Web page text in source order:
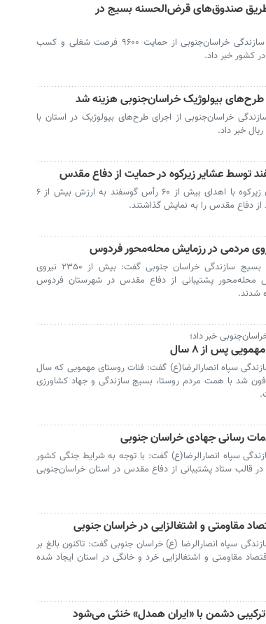
شغل از طریق صندوق‌های قرض‌الحسنه بسیج در
بیرجند - مسئول بسیج سازندگی خراسان‌جنوبی از حمایت ۹۶۰۰ فرصت شغلی و کسب
کشور خبر داد.
خراسان‌جنوبی از اجرای طرح‌های بیولوژیک در استان با
بیرجند- عشایر شهرستان زیرکوه با اهدای بیش از ۶۰ رأس گوسفند به ارزش بیش از ۶
از دفاع مقدس را به نمایش گذاشتند.
فردوس-مسئول سازمان بسیج سازندگی خراسان جنوبی گفت: بیش از ۲۳۵۰ نیروی
محله‌محور پشتیبانی از دفاع مقدس در شهرستان فردوس
شدند.
خبر داد؛
پس از ۸ سال
سپاه انصارالرضا(ع) گفت: قنات روستای مهمویی که سال
مدفون شد با همت مردم روستا، بسیج سازندگی و جهاد کشاورزی
سپاه انصارالرضا(ع) گفت: با توجه به شرایط جنگی کشور
در قالب ستاد پشتیبانی از دفاع مقدس در استان خراسان‌جنوبی
سپاه انصارالرضا (ع) خراسان جنوبی گفت: تاکنون بالغ بر
۷۰۰ کارگاه اقتصاد مقاومتی و اشتغالزایی خرد و خانگی در استان ایجاد شده
دشمن با «ایران همدل» خنثی می‌شود